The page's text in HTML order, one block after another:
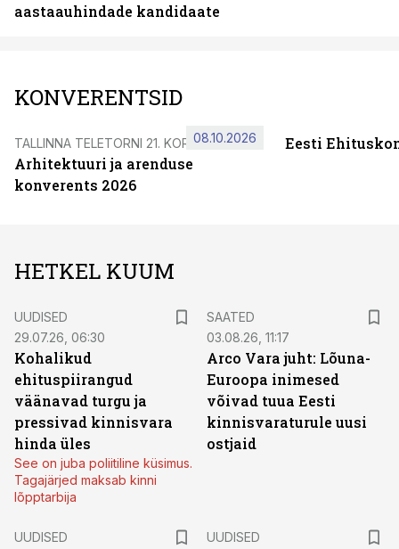
aastaauhindade kandidaate
KONVERENTSID
TALLINNA TELETORNI 21. KORRUSEL
Arhitektuuri ja arenduse
konverents 2026
08.10.2026 Eesti
HETKEL KUUM
UUDISED
29.07.26, 06:30
Kohalikud
ehituspiirangud
väänavad turgu ja
pressivad kinnisvara
hinda üles
See on juba poliitiline küsimus.
Tagajärjed maksab kinni
lõpptarbija
SAATED
03.08.26, 11:17
Arco Vara juht: Lõuna-
Euroopa inimesed
võivad tuua Eesti
kinnisvaraturule uusi
ostjaid
UUDISED
UUDISED